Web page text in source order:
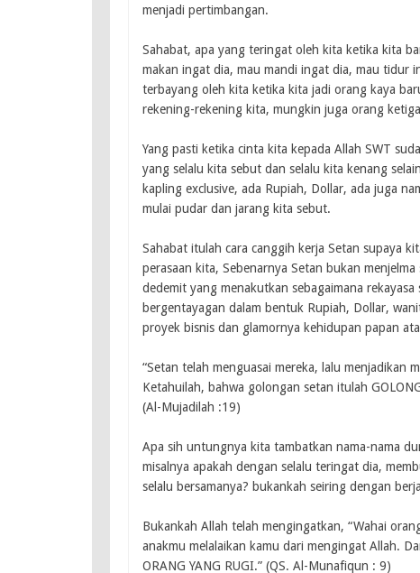
menjadi pertimbangan.
Sahabat, apa yang teringat oleh kita ketika kita
makan ingat dia, mau mandi ingat dia, mau tidur
terbayang oleh kita ketika kita jadi orang kaya
rekening-rekening kita, mungkin juga orang
Yang pasti ketika cinta kita kepada Allah SWT
yang selalu kita sebut dan selalu kita kenang
kapling exclusive, ada Rupiah, Dollar, ada juga
mulai pudar dan jarang kita sebut.
Sahabat itulah cara canggih kerja Setan supaya
perasaan kita, Sebenarnya Setan bukan
dedemit yang menakutkan sebagaimana
bergentayagan dalam bentuk Rupiah, Dollar,
proyek bisnis dan glamornya kehidupan papan
“Setan telah menguasai mereka, lalu menjadikan
Ketahuilah, bahwa golongan setan itulah
(Al-Mujadilah :19)
Apa sih untungnya kita tambatkan nama-nama
misalnya apakah dengan selalu teringat dia,
selalu bersamanya? bukankah seiring dengan
Bukankah Allah telah mengingatkan, “Wahai
anakmu melalaikan kamu dari mengingat Allah.
ORANG YANG RUGI.” (QS. Al-Munafiqun : 9)